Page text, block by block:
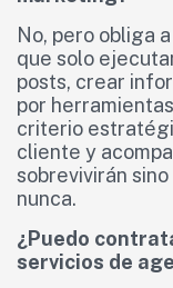
No, pero obliga
que solo
posts, crear
por
criterio
cliente y
sobrevivirán
nunca.
¿Puedo
servicios de